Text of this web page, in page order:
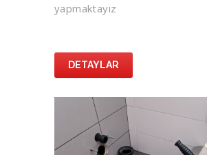
yapmaktayız
DETAYLAR